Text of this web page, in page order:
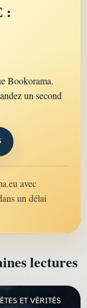
:
Bookorama.
un second
avec
un délai
lectures